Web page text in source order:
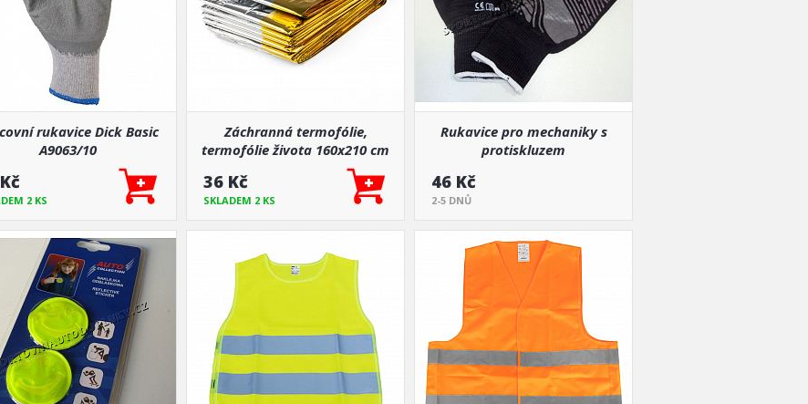
rukavice Dick Basic
A9063/10
2 KS
Záchranná termofólie,
termofólie života 160x210 cm
36 Kč
SKLADEM 2 KS
Rukavice pro mechaniky s
protiskluzem
46 Kč
2-5 DNŮ